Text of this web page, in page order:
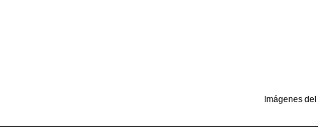
Imágenes